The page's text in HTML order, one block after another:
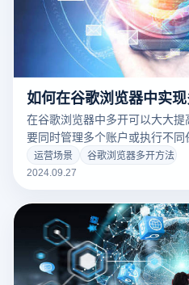
在谷歌浏览器中多开可以大大
要同时管理多个账户或执行不同
方法包括建立多个用户配置文
行，并有自己的笔记、历史记录
技巧是利用浏览器的快速方法
口都是独立的。通过这些方法
谷歌浏览器来满足多样化的需求
运营场景
谷歌浏览器多开方法
2024.09.27